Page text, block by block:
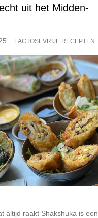
uit het Midden-
LACTOSEVRIJE RECEPTEN
altijd raakt Shakshuka is een